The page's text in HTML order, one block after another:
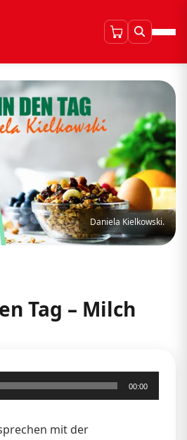
Daniela Kielkowski.
Tag – Milch
00:00
mit der